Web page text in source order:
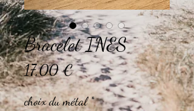
Bracelet INES
17,00 €Prix
choix du métal*